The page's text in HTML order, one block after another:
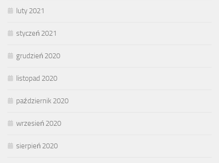
luty 2021
styczeń 2021
grudzień 2020
listopad 2020
październik 2020
wrzesień 2020
sierpień 2020